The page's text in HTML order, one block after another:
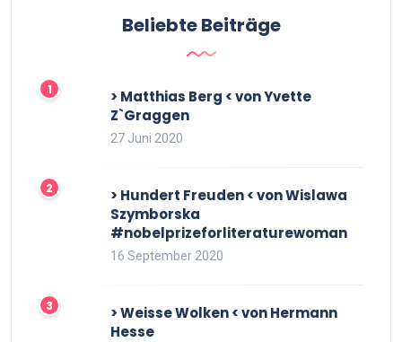
Beliebte Beiträge
> Matthias Berg < von Yvette
Z`Graggen
27 Juni 2020
> Hundert Freuden < von Wislawa
Szymborska
#nobelprizeforliteraturewoman
16 September 2020
> Weisse Wolken < von Hermann
Hesse